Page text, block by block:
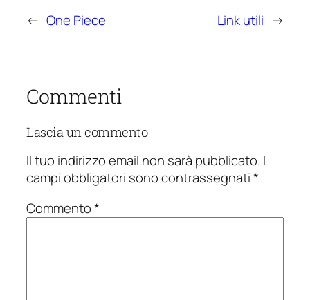
← One Piece Link utili →
Commenti
Lascia un commento
Il tuo indirizzo email non sarà pubblicato. I
campi obbligatori sono contrassegnati*
Commento*